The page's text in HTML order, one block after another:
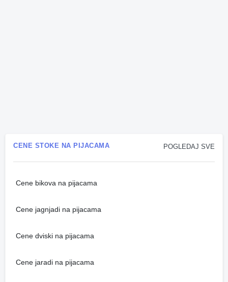
POGLEDAJ SVE
CENE STOKE NA PIJACAMA
Cene bikova na pijacama
Cene jagnjadi na pijacama
Cene dviski na pijacama
Cene jaradi na pijacama